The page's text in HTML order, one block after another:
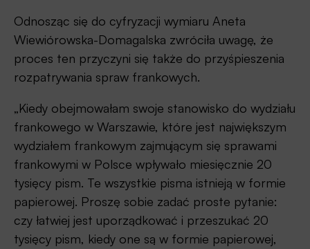
Odnosząc się do cyfryzacji wymiaru Aneta
Wiewiórowska-Domagalska zwróciła uwagę, że
proces ten przyczyni się także do przyśpieszenia
rozpatrywania spraw frankowych.
„Kiedy obejmowałam swoje stanowisko do wydziału
frankowego w Warszawie, które jest największym
wydziałem frankowym zajmującym się sprawami
frankowymi w Polsce wpływało miesięcznie 20
tysięcy pism. Te wszystkie pisma istnieją w formie
papierowej. Proszę sobie zadać proste pytanie:
czy łatwiej jest uporządkować i przeszukać 20
tysięcy pism, kiedy one są w formie papierowej,